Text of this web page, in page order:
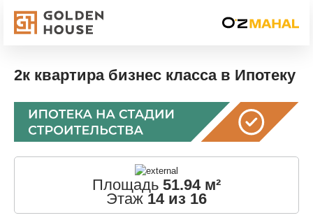
2к квартира бизнес класса в Ипотеку
Площадь 51.94 м²
Этаж 14 из 16